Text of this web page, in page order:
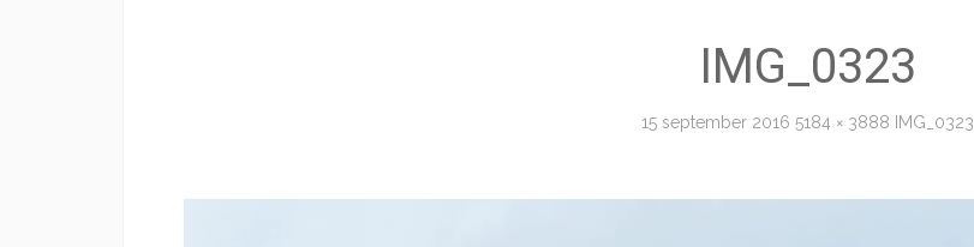
IMG_0323
15 september 2016 5184 × 3888 IMG_0323